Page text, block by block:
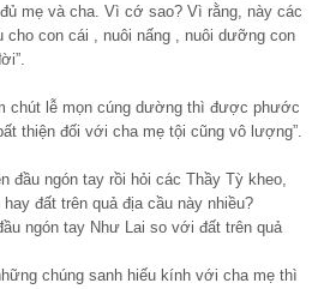
mẹ và cha. Vì cớ sao? Vì rằng, này các
cho con cái , nuôi nấng , nuôi dưỡng con
chút lễ mọn cúng dường thì được phước
thiện đối với cha mẹ tội cũng vô lượng”.
đầu ngón tay rồi hỏi các Thầy Tỳ kheo,
đất trên quả địa cầu này nhiều?
ngón tay Như Lai so với đất trên quả
chúng sanh hiếu kính với cha mẹ thì